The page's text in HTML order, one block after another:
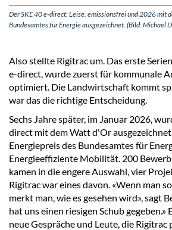
Der SKE 40 e-direct: Leise, emissionsfrei und 2026 mit
Bundesamtes für Energie ausgezeichnet. (Bild: Michael
Also stellte Rigitrac um. Das erste
e-direct, wurde zuerst für kommunale
optimiert. Die Landwirtschaft kommt
war das die richtige Entscheidung.
Sechs Jahre später, im Januar 2026,
direct mit dem Watt d'Or
Energiepreis des Bundesamtes für
Energieeffiziente Mobilität. 200
kamen in die engere Auswahl, vier
Rigitrac war eines davon. «Wenn man
merkt man, wie es gesehen wird», sagt
hat uns einen riesigen Schub gegeben.»
neue Gespräche und Leute, die